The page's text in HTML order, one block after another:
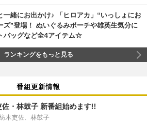
一緒にお出かけ♪ 「ヒロアカ」“いっしょにお
ズ”登場！ ぬいぐるみポーチや雄英生気分に
バッグなど全4アイテム☆
ランキングをもっと見る
番組更新情報
佐・林鼓子 新番組始めます!!
木吏佐、林鼓子